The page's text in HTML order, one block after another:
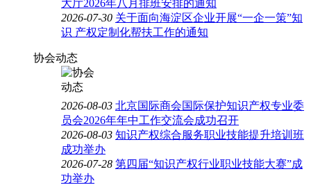
大厅2026年八月排班安排的通知
2026-07-30 关于面向海淀区企业开展“一企一策”知
识 产权定制化帮扶工作的通知
协会动态
2026-08-03 北京国际商会国际保护知识产权专业委
员会2026年年中工作交流会成功召开
2026-08-03 知识产权综合服务职业技能提升培训班
成功举办
2026-07-28 第四届“知识产权行业职业技能大赛”成
功举办